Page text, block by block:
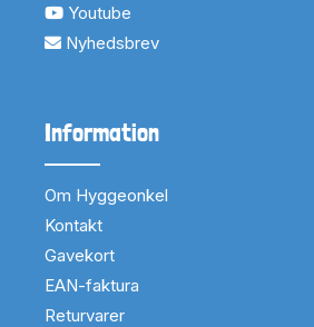
Youtube
Nyhedsbrev
Information
Om Hyggeonkel
Kontakt
Gavekort
EAN-faktura
Returvarer